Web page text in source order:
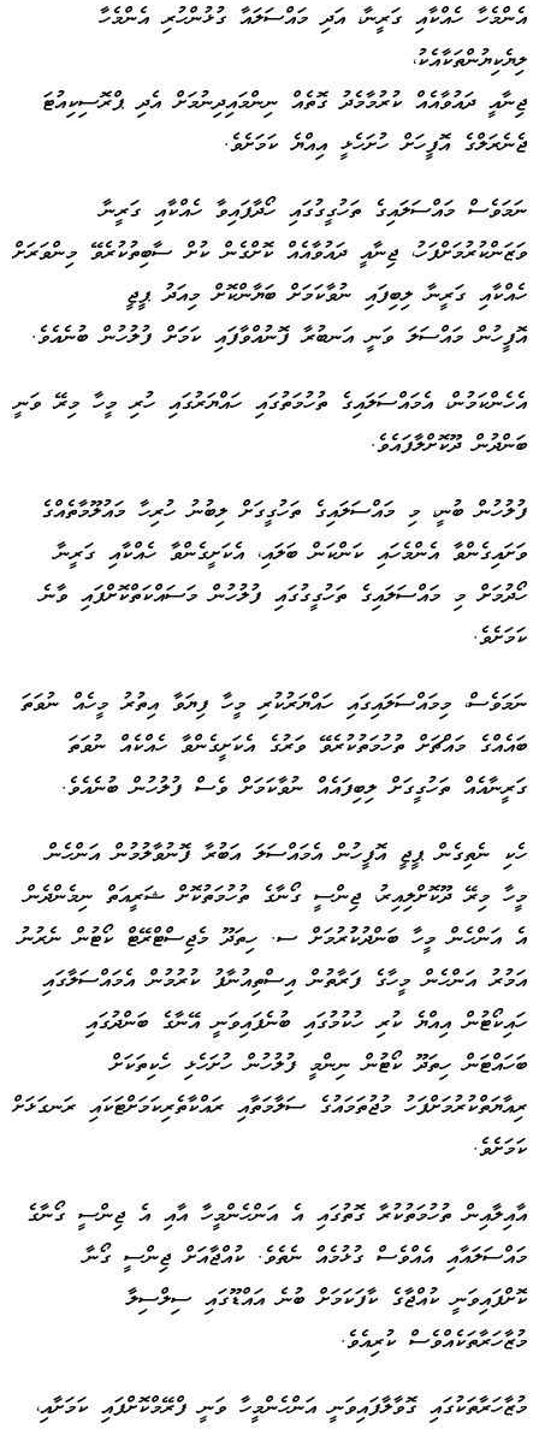
އެންމެހާ ހެއްކާއި ގަރީނާ، އަދި މައްސަލައާ ގުޅުންހުރި އެންމެހާ
ލިޔެކިޔުންތަކާއެކު،
ޖިނާއީ ދައުވާއެއް ކުރުމާމެދު ގޮތެއް ނިންމައިދިނުމަށް އެދި ޕްރޮސިކިއުޓަ
ޖެނެރަލްގެ އޮފީހަށް ހުށަހެޅީ އިއްޔެ ކަމަށެވެ.
ނަމަވެސް މައްސަލައިގެ ތަހުގީގުގައި ހޯދާފައިވާ ހެއްކާއި ގަރީނާ
ވަޒަންކުރުމަށްފަހު، ޖިނާއީ ދައުވާއެއް ކޮށްގެން ކުށް ސާބިތުކުރެވޭ މިންވަރަށް
ހެއްކާއި ގަރީނާ ލިބިފައި ނުވާކަމަށް ބަޔާންކޮށް މިއަދު ޕީޖީ
އޮފީހުން މައްސަލަ ވަނީ އަނބުރާ ފޮނުއްވާފައި ކަމަަށް ފުލުހުން ބުނެއެވެ.
އެހެންކަމުން، އެމައްސަލައިގެ ތުހުމަތުގައި ހައްޔަރުގައި ހުރި މީހާ މިރޭ ވަނީ
ބަންދުން ދޫކޮށްލާފައެވެ.
ފުލުހުން ބުނީ، މި މައްސަލައިގެ ތަހުގީގަށް ލިބުނު ހުރިހާ މައުލޫމާތެއްގެ
ވަށައިގެންވާ އެންމެހައި ކަންކަން ބަލައި، އެކަށީގެންވާ ހެއްކާއި ގަރީނާ
ހޯދުމަށް މި މައްސަލައިގެ ތަހުގީގުގައި ފުލުހުން މަސައްކަތްކޮށްފައި ވާނެ
ކަމަށެވެ.
ނަމަވެސް، މިމައްސަލައިގައި ހައްޔަރުކުރި މީހާ ފިޔަވާ އިތުރު މީހެއް ނުވަތަ
ބައެއްގެ މައްޗަށް ތުހުމަތުކުރެވޭ ވަރުގެ އެކަށީގެންވާ ހެއްކެއް ނުވަތަ
ގަރީނާއެއް ތަހުގީގަށް ލިބިފައެއް ނުވާކަމަށް ވެސް ފުލުހުން ބުނެއެވެ.
ހެކި ނެތިގެން ޕީޖީ އޮފީހުން އެމައްސަލަ އަބުރާ ފޮނުވާލުމުން އަންހެން
މީހާ މިރޭ ދޫކޮށްލިއިރު، ޖިންސީ ގޯނާގެ ތުހުމަތުކޮށް ޝަރީއަތް ނިމެންދެން
އެ އަންހެން މީހާ ބަންދުކުުރުމަށް ސ. ހިތަދޫ މެޖިސްޓްރޭޓް ކޯޓުން ނެރުނު
އަމުރު އަންހެން މީހާގެ ފަރާތުން އިސްތިއުނާފު ކުރުމުން އެމައްސަލާގައި
ހައިކޯޓުން އިއްޔެ ކުރި ހުކުމުގައި ބުނެފައިވަނީ އޭނާގެ ބަންދުގައި
ބަހައްޓަން ހިތަދޫ ކޯޓުން ނިންމީ ފުލުހުން ހުށަހެޅި ހެކިތަކަށް
ރިއާޔަތްކުރުމަށްފަހު މުޖުތަމައުގެ ސަލާމަތާއި ރައްކާތެރިކަމަށްޓަކައި ރަނގަޅަށް
ކަމަށެވެ.
އާއިލާއިން ތުހުމަތުކުރާ ގޮތުގައި އެ އަންހެންމީހާ އާއި އެ ޖިންސީ ގޯނާގެ
މައްސަލައާއި އެއްވެސް ގުޅުމެއް ނެތެވެ. ކުއްޖާއަށް ޖިންސީ ގޯނާ
ކޮށްފައިވަނީ ކުއްޖާގެ ކާފަކަމަށް ބުނެ އައްޑޫގައި ސިލްސިލާ
މުޒާހަރާތަކެއްވެސް ކުރިއެވެ.
މުޒާހަރާތަކުގައި ގޮވާލާފައިވަނީ އަންހެންމީހާ ވަނީ ފްރޭމްކޮށްފައި ކަމަށާއި،